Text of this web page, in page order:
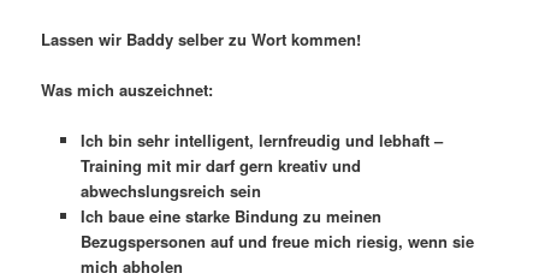
Lassen wir Baddy selber zu Wort kommen!
Was mich auszeichnet:
Ich bin sehr intelligent, lernfreudig und lebhaft –
Training mit mir darf gern kreativ und
abwechslungsreich sein
Ich baue eine starke Bindung zu meinen
Bezugspersonen auf und freue mich riesig, wenn sie
mich abholen